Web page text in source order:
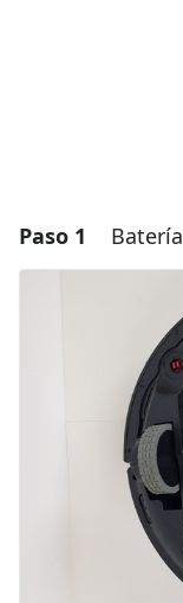
Paso 1 Batería